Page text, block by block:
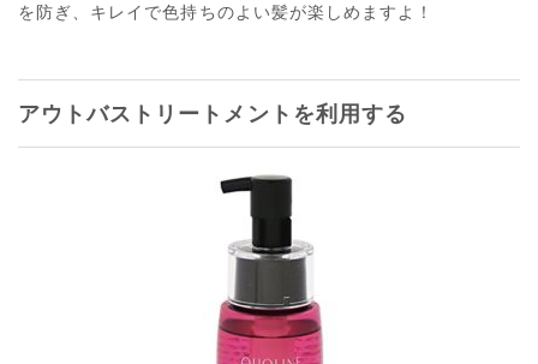
を防ぎ、キレイで色持ちのよい髪が楽しめますよ！
アウトバストリートメントを利用する